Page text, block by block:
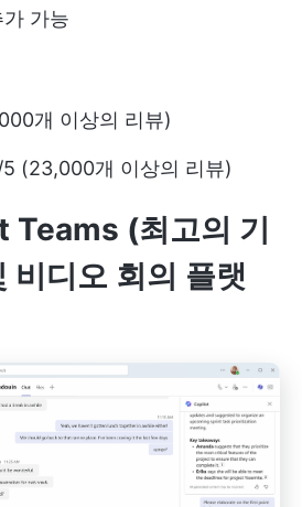
가능
개 이상의 리뷰)
(23,000개 이상의 리뷰)
(최고의 기
비디오 회의 플랫